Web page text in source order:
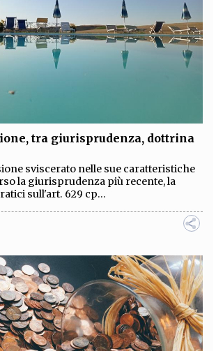
tra giurisprudenza, dottrina
sviscerato nelle sue caratteristiche
la giurisprudenza più recente, la
sull'art. 629 cp...